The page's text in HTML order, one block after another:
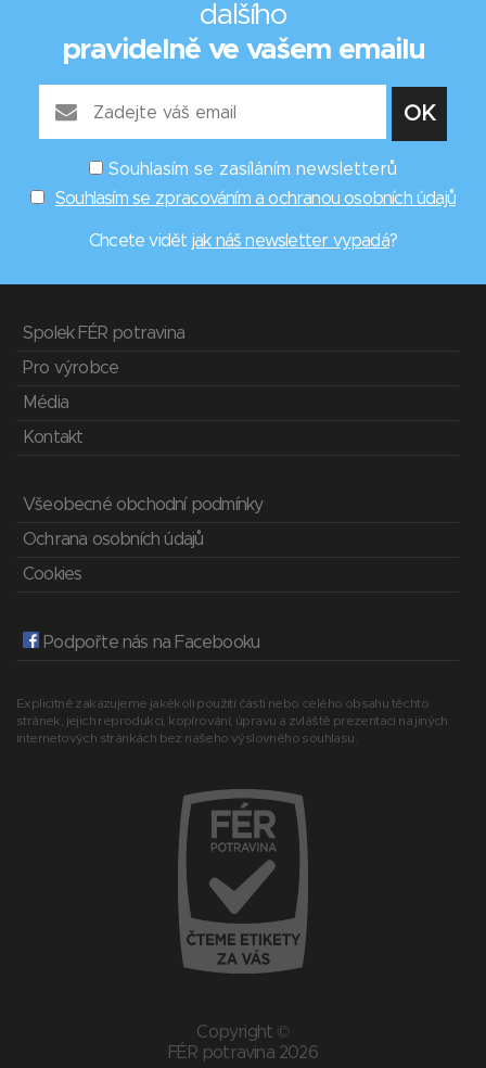
dalšího
pravidelně ve vašem emailu
Souhlasím se zasíláním newsletterů
Souhlasím se zpracováním a ochranou osobních údajů
Chcete vidět jak náš newsletter vypadá?
Spolek FÉR potravina
Pro výrobce
Média
Kontakt
Všeobecné obchodní podmínky
Ochrana osobních údajů
Cookies
Podpořte nás na Facebooku
Explicitně zakazujeme jakékoli použití části nebo celého obsahu těchto
stránek, jejich reprodukci, kopírování, úpravu a zvláště prezentaci na jiných
internetových stránkách bez našeho výslovného souhlasu.
Copyright ©
FÉR potravina 2026